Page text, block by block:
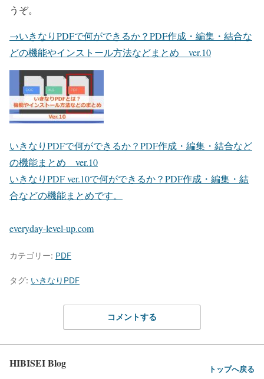
うぞ。
→いきなりPDFで何ができるか？PDF作成・編集・結合な
どの機能やインストール方法などまとめ ver.10
いきなりPDFで何ができるか？PDF作成・編集・結合など
の機能まとめ ver.10
いきなりPDF ver.10で何ができるか？PDF作成・編集・結
合などの機能まとめです。
everyday-level-up.com
カテゴリー: PDF
タグ: いきなりPDF
コメントする
HIBISEI Blog トップへ戻る